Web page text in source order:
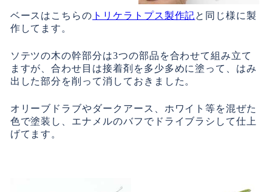
ベースはこちらの トリケラトプス製作記と同じ様に製
作してます。
ソテツの木の幹部分は3つの部品を合わせて組み立て
ますが、合わせ目は接着剤を多少多めに塗って、はみ
出した部分を削って消しておきました。
オリーブドラブやダークアース、ホワイト等を混ぜた
色で塗装し、エナメルのバフでドライブラシして仕上
げてます。